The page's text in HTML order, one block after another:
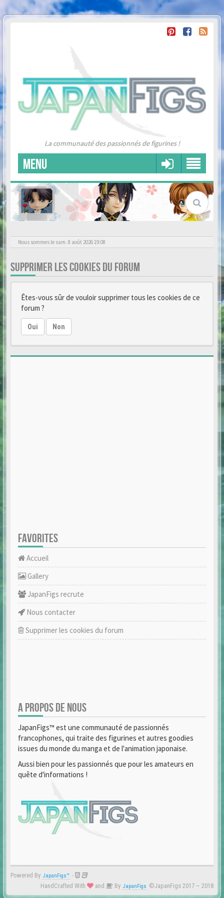
La communauté des passionnés de figurines !
MENU
Nous sommes le sam. 8 août 2026 19:08
SUPPRIMER LES COOKIES DU FORUM
Êtes-vous sûr de vouloir supprimer tous les cookies de ce
forum ?
Oui Non
FAVORITES
Accueil
Gallery
JapanFigs recrute
Nous contacter
Supprimer les cookies du forum
A PROPOS DE NOUS
JapanFigs™ est une communauté de passionnés
francophones, qui traite des figurines et autres goodies
issues du monde du manga et de l'animation japonaise.
Aussi bien pour les passionnés que pour les amateurs en
quête d'informations !
Powered By JapanFigs™ -
HandCrafted With
and By JapanFigs ©JapanFigs 2017 ~ 2018